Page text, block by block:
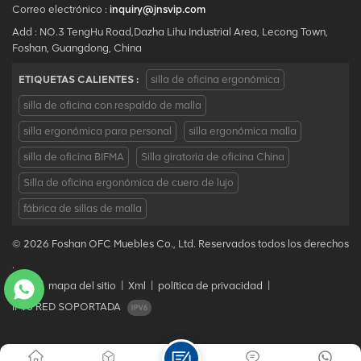
Correo electrónico : inquiry@jnsvip.com
Add : NO.3 TengHu Road,Dazha Lihu Industrial Area, Lecong Town,
Foshan, Guangdong, China
ETIQUETAS CALIENTES : silla de oficina ergonómica
silla de oficina con respaldo de malla
silla ergonómica para personal silla ergonómica malla
silla de oficina BIFMA Silla giratoria de oficina China
Silla de oficina ergonómica de cuero de lujo
fábrica de sillas de malla
© 2026 Foshan OFC Muebles Co., Ltd. Reservados todos los derechos
.
Blog
| mapa del sitio Xml política de privacidad
IPv6 RED SOPORTADA